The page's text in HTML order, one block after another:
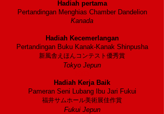
Hadiah pertama
Pertandingan Menghias Chamber Dandelion
Kanada
Hadiah Kecemerlangan
Pertandingan Buku Kanak-Kanak Shinpusha
新風舎えほんコンテスト優秀賞
Tokyo Jepun
Hadiah Kerja Baik
Pameran Seni Lubang Ibu Jari Fukui
福井サムホール美術展佳作賞
Fukui Jepun